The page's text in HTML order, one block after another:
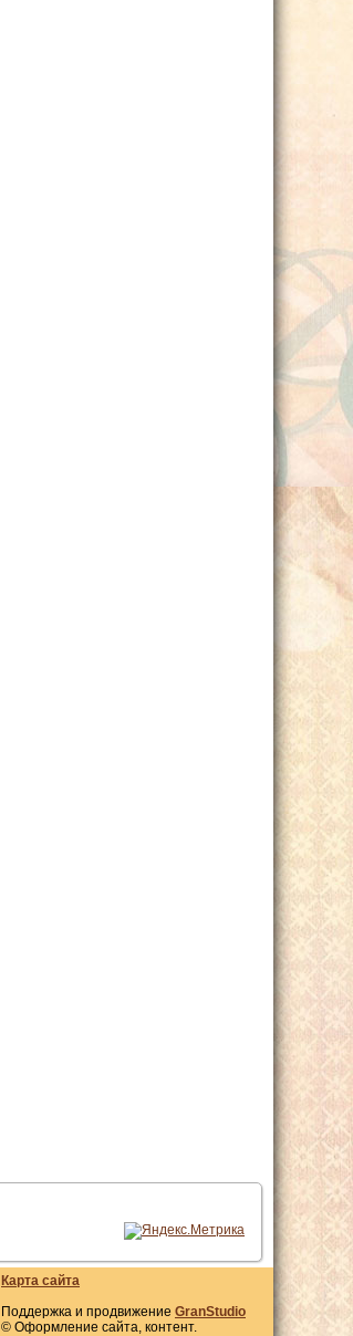
Карта сайта
Поддержка и продвижение GranStudio
© Оформление сайта, контент.